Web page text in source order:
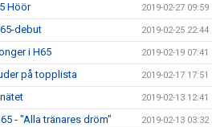
Höör 2019-02-27 09:59
debut 2019-02-25 22:44
i H65 2019-02-19 07:41
på topplista 2019-02-17 17:51
2019-02-13 12:41
- "Alla tränares dröm" 2019-02-13 03:32